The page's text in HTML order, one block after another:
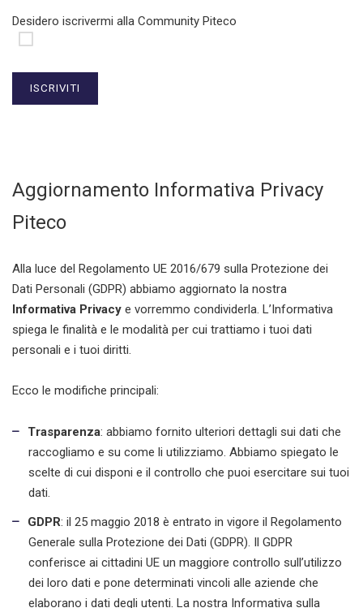
Desidero iscrivermi alla Community Piteco
Aggiornamento Informativa Privacy
Piteco
Alla luce del Regolamento UE 2016/679 sulla Protezione dei
Dati Personali (GDPR) abbiamo aggiornato la nostra
Informativa Privacy e vorremmo condividerla. L’Informativa
spiega le finalità e le modalità per cui trattiamo i tuoi dati
personali e i tuoi diritti.
Ecco le modifiche principali:
Trasparenza: abbiamo fornito ulteriori dettagli sui dati che
raccogliamo e su come li utilizziamo. Abbiamo spiegato le
scelte di cui disponi e il controllo che puoi esercitare sui tuoi
dati.
GDPR: il 25 maggio 2018 è entrato in vigore il Regolamento
Generale sulla Protezione dei Dati (GDPR). Il GDPR
conferisce ai cittadini UE un maggiore controllo sull’utilizzo
dei loro dati e pone determinati vincoli alle aziende che
elaborano i dati degli utenti. La nostra Informativa sulla